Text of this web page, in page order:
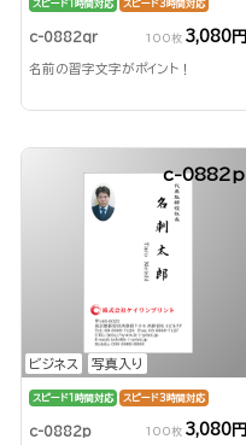
スピード1時間対応 スピード3時間対応
c-0882qr 100枚 3,080円
名前の習字文字がポイント！
ビジネス 写真入り
c-0882p
スピード1時間対応 スピード3時間対応
c-0882p 100枚 3,080円